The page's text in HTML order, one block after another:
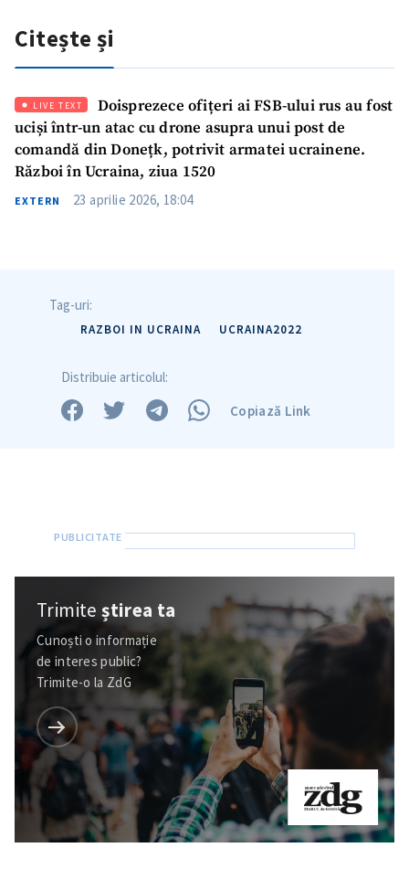
Citește și
LIVE TEXT
Doisprezece ofițeri ai FSB-ului rus au fost
uciși într-un atac cu drone asupra unui post de
comandă din Donețk, potrivit armatei ucrainene.
Război în Ucraina, ziua 1520
EXTERN 23 aprilie 2026, 18:04
Tag-uri:
RAZBOI IN UCRAINA UCRAINA2022
Distribuie articolul:
Copiază Link
Trimiteștirea ta
Cunoști o informație
de interes public?
Trimite-o la ZdG
Link media
Mesajul știrei
+ Mesajul știrei
Nume
Telefon
+ Telefon personal